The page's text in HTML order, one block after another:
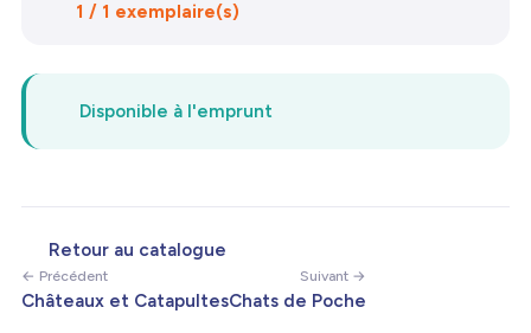
1 / 1 exemplaire(s)
Disponible à l'emprunt
Retour au catalogue
← Précédent
Châteaux et Catapultes
Suivant →
Chats de Poche